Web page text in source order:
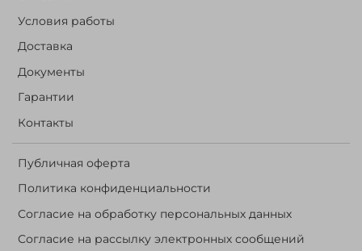
Условия работы
Доставка
Документы
Гарантии
Контакты
Публичная оферта
Политика конфиденциальности
Согласие на обработку персональных данных
Согласие на рассылку электронных сообщений